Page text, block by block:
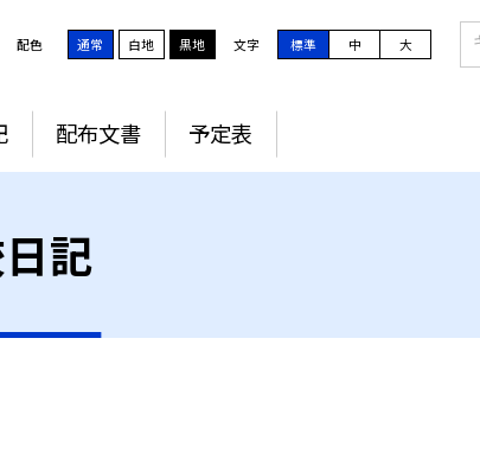
配色 通常 白地 黒地 文字 標準 中 大
配布文書 予定表
記